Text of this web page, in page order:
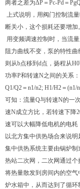
两者之差为ΔP＝Pc-Pd＝
上式说明，用阀门控制流
断关小，这个损耗还要增加。
用变频调速控制时，当流
阻力曲线不变，泵的特性曲
则从b点移到d点，扬程从
功率P和转速N之间的关系：
Q1/Q2＝n1/n2; H1/H2＝(n1/
可知：流量Q与转速N的一
速N成立方比，若转速下降
速可以大幅降低电机的电耗
以北方集中供热场合来说明
集中供热系统主要由锅炉
热站二次网，二次网通过
将热量散发到房间内的空
炉水箱中，从而达到了循环